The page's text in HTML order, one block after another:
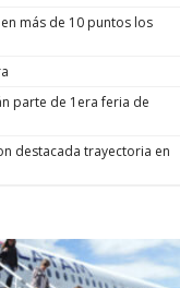
más de 10 puntos los
parte de 1era feria de
destacada trayectoria en